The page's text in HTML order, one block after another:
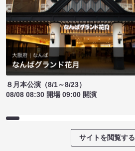
８月本公演（8/1～8/23）
08/08 08:30 開場 09:00 開演
サイトを閲覧する